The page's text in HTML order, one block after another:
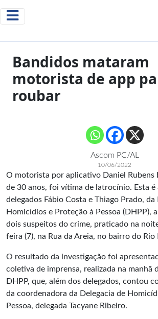
Bandidos mataram
motorista de app
roubar
Ascom PC/AL
10/06/2022
O motorista por aplicativo Daniel Rubens
de 30 anos, foi vítima de latrocínio. Esta é
delegados Fábio Costa e Thiago Prado, da
Homicídios e Proteção à Pessoa (DHPP),
dois suspeitos do crime, praticado na
feira (7), na Rua da Areia, no bairro do
O resultado da investigação foi
coletiva de imprensa, realizada na manhã
DHPP, que, além dos delegados, contou
da coordenadora da Delegacia de
Pessoa, delegada Tacyane Ribeiro.